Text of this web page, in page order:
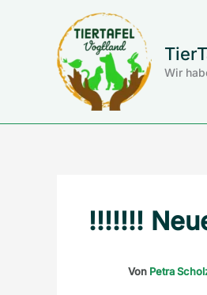
Wir
!!!!!!!
Von Petra